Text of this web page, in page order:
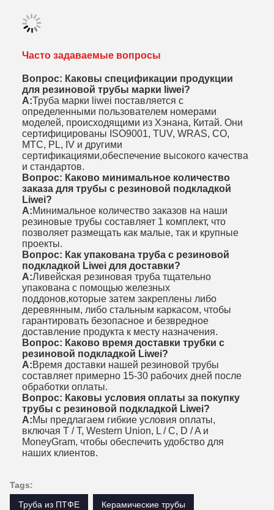
Часто задаваемые вопросы
Вопрос: Каковы спецификации продукции
для резиновой трубы марки liwei?
А:Труба марки liwei поставляется с
определенными пользователем номерами
моделей, происходящими из Хэнана, Китай. Они
сертифицированы ISO9001, TUV, WRAS, CO,
MTC, PL, IV и другими
сертификациями,обеспечение высокого качества
и стандартов.
Вопрос: Каково минимальное количество
заказа для трубы с резиновой подкладкой
Liwei?
А:Минимальное количество заказов на наши
резиновые трубы составляет 1 комплект, что
позволяет размещать как малые, так и крупные
проекты.
Вопрос: Как упакована труба с резиновой
подкладкой Liwei для доставки?
А:Ливейская резиновая труба тщательно
упакована с помощью железных
поддонов,которые затем закреплены либо
деревянным, либо стальным каркасом, чтобы
гарантировать безопасное и безвредное
доставление продукта к месту назначения.
Вопрос: Каково время доставки трубки с
резиновой подкладкой Liwei?
А:Время доставки нашей резиновой трубы
составляет примерно 15-30 рабочих дней после
обработки оплаты.
Вопрос: Каковы условия оплаты за покупку
трубы с резиновой подкладкой Liwei?
А:Мы предлагаем гибкие условия оплаты,
включая T / T, Western Union, L / C, D / A и
MoneyGram, чтобы обеспечить удобство для
наших клиентов.
Tags:
Труба из ПТФЕ
Керамические трубы